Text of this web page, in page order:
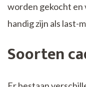
worden gekocht en
handig zijn als last-
Soorten